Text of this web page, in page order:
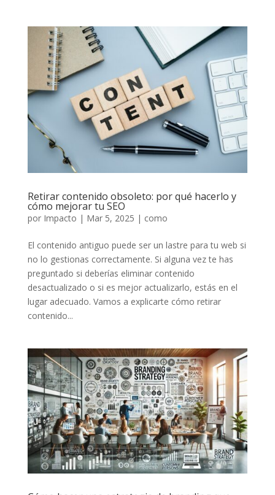
Retirar contenido obsoleto: por qué hacerlo y
cómo mejorar tu SEO
por Impacto | Mar 5, 2025 | como
El contenido antiguo puede ser un lastre para tu web si
no lo gestionas correctamente. Si alguna vez te has
preguntado si deberías eliminar contenido
desactualizado o si es mejor actualizarlo, estás en el
lugar adecuado. Vamos a explicarte cómo retirar
contenido...